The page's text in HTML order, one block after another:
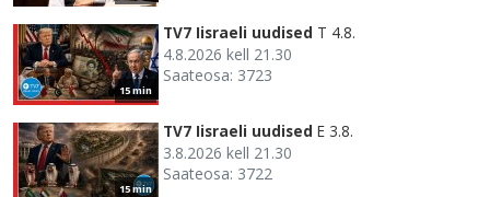
15 min
TV7 Iisraeli uudised T 4.8.
4.8.2026 kell 21.30
Saateosa: 3723
15 min
TV7 Iisraeli uudised E 3.8.
3.8.2026 kell 21.30
Saateosa: 3722